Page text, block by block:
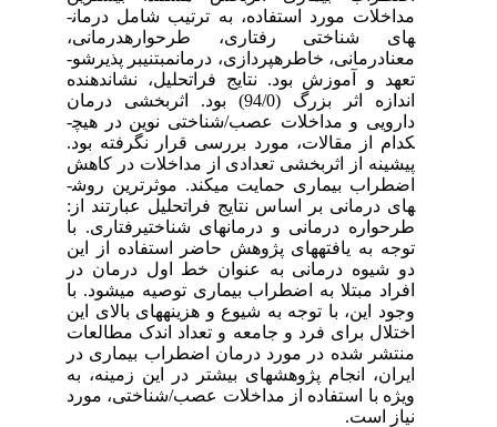
مداخلات مورد استفاده، به ترتیب شامل درمان­
های شناختی رفتاری، طرحواره­درمانی،
معنادرمانی، خاطره­پردازی، درمان­مبتنی­بر پذیرش­و­
تعهد و آموزش بود. نتایج فراتحلیل، نشان­دهنده
اندازه اثر بزرگ (94/0)
بود. اثربخشی درمان
دارویی و مداخلات عصب/شناختی نوین در هیچ­
کدام از مقالات، مورد بررسی قرار نگرفته بود.
پیشینه از اثربخشی تعدادی از مداخلات در کاهش
اضطراب بیماری حمایت می­کند. موثرترین روش­
های درمانی بر اساس نتایج فراتحلیل عبارتند از:
طرحواره درمانی و درمان­های شناختی­رفتاری. با
توجه به یافته­های پژوهش حاضر استفاده از این
دو شیوه درمانی به عنوان خط اول درمان در
افراد مبتلا به اضطراب بیماری توصیه می­شود. با
وجود این، با توجه به شیوع و هزینه­های بالای این
اختلال برای فرد و جامعه و تعداد اندک مطالعات
منتشر شده در مورد درمان اضطراب بیماری در
ایران، انجام پژوهش­های بیشتر در این زمینه، به
ویژه با استفاده از مداخلات عصب/شناختی، مورد
نیاز است.